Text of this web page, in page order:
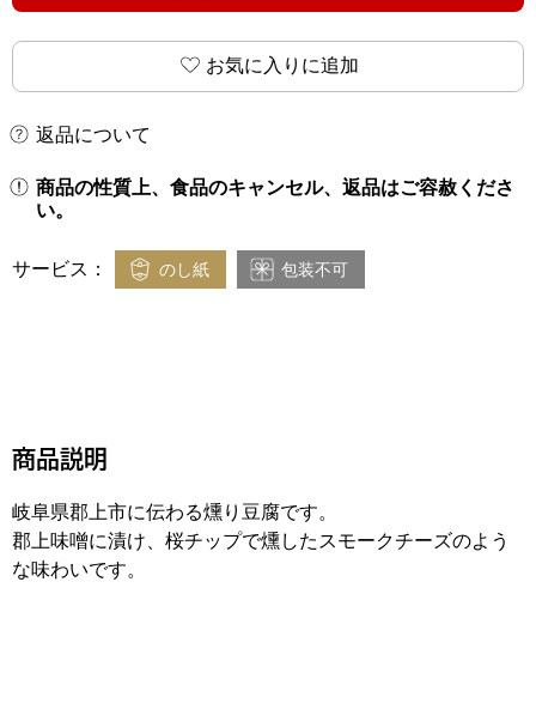
お気に入りに追加
返品について
商品の性質上、食品のキャンセル、返品はご容赦くださ
い。
サービス： のし紙 包装不可
商品説明
岐阜県郡上市に伝わる燻り豆腐です。
郡上味噌に漬け、桜チップで燻したスモークチーズのよう
な味わいです。